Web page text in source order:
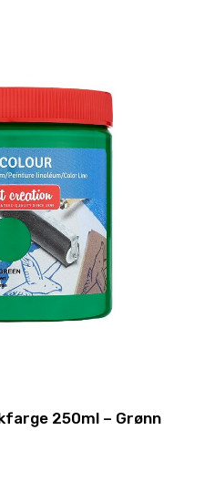
250ml – Grønn